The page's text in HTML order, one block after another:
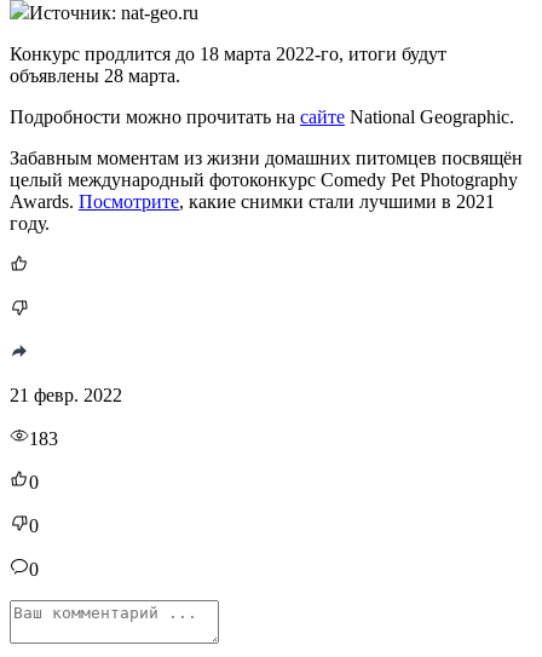
Источник: nat-geo.ru
Конкурс продлится до 18 марта 2022-го, итоги будут
объявлены 28 марта.
Подробности можно прочитать на сайте National Geographic.
Забавным моментам из жизни домашних питомцев посвящён
целый международный фотоконкурс Comedy Pet Photography
Awards. Посмотрите, какие снимки стали лучшими в 2021
году.
21 февр. 2022
183
0
0
0